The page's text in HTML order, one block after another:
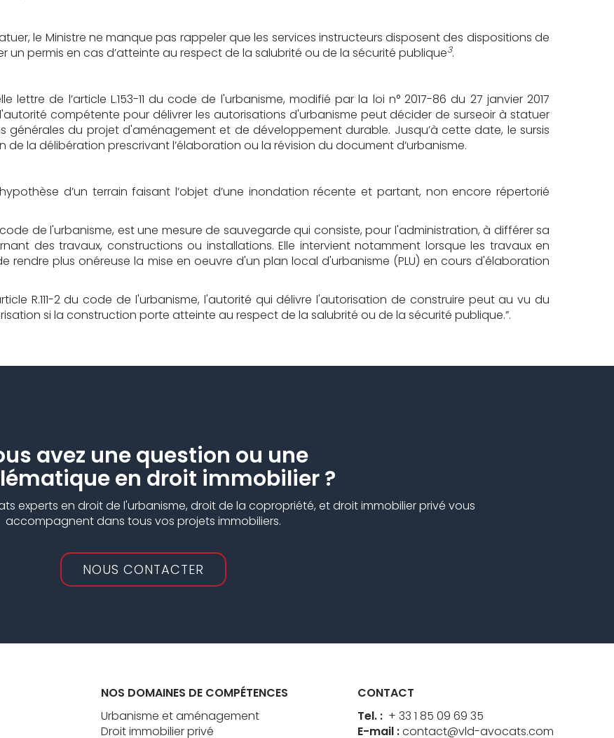
le Ministre ne manque pas rappeler que les services instructeurs disposent des dispositions de
un permis en cas d’atteinte au respect de la salubrité ou de la sécurité publique3.
de l’article L.153-11 du code de l'urbanisme, modifié par la loi n° 2017-86 du 27 janvier 2017
compétente pour délivrer les autorisations d'urbanisme peut décider de surseoir à statuer
générales du projet d'aménagement et de développement durable. Jusqu’à cette date, le sursis
la délibération prescrivant l’élaboration ou la révision du document d’urbanisme.
d’un terrain faisant l’objet d’une inondation récente et partant, non encore répertorié
de l'urbanisme, est une mesure de sauvegarde qui consiste, pour l'administration, à différer sa
des travaux, constructions ou installations. Elle intervient notamment lorsque les travaux en
plus onéreuse la mise en oeuvre d'un plan local d'urbanisme (PLU) en cours d'élaboration
R.111-2 du code de l'urbanisme, l'autorité qui délivre l'autorisation de construire peut au vu du
si la construction porte atteinte au respect de la salubrité ou de la sécurité publique.”.
avez une question ou une
en droit immobilier ?
experts en droit de l'urbanisme, droit de la copropriété, et droit immobilier privé vous
accompagnent dans tous vos projets immobiliers.
NOUS CONTACTER
NOS DOMAINES DE COMPÉTENCES
Urbanisme et aménagement
Droit immobilier privé
CONTACT
Tel. : + 33 1 85 09 69 35
E-mail :contact@vld-avocats.com